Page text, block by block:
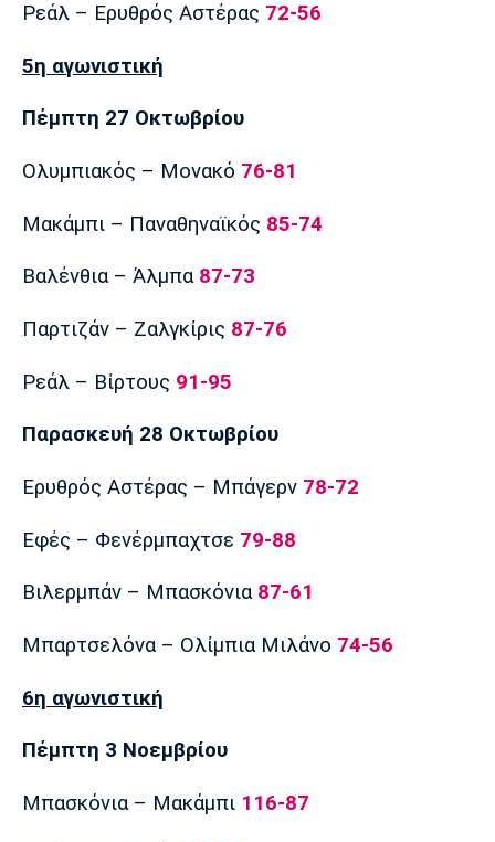
Ρεάλ – Ερυθρός Αστέρας 72-56
5η αγωνιστική
Πέμπτη 27 Οκτωβρίου
Ολυμπιακός – Μονακό 76-81
Μακάμπι – Παναθηναϊκός 85-74
Βαλένθια – Άλμπα 87-73
Παρτιζάν – Ζαλγκίρις 87-76
Ρεάλ – Βίρτους 91-95
Παρασκευή 28 Οκτωβρίου
Ερυθρός Αστέρας – Μπάγερν 78-72
Εφές – Φενέρμπαχτσε 79-88
Βιλερμπάν – Μπασκόνια 87-61
Μπαρτσελόνα – Ολίμπια Μιλάνο 74-56
6η αγωνιστική
Πέμπτη 3 Νοεμβρίου
Μπασκόνια – Μακάμπι 116-87